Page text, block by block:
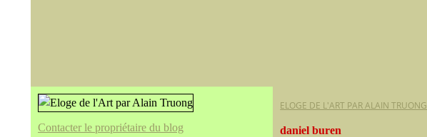
Contacter le propriétaire du blog
ELOGE DE L'ART PAR ALAIN TRUONG
daniel buren